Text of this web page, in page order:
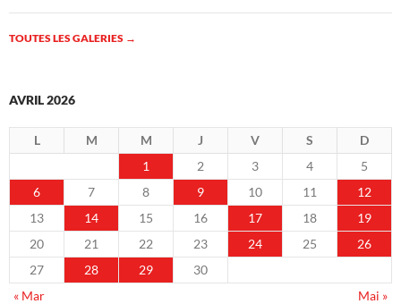
TOUTES LES GALERIES →
AVRIL 2026
L M M J V S
D
1
2 3 4
5
6
7 8 9 10 11
12
13
14 15 16 17 18
19
20
21 22 23 24 25
26
27
28 29
30
« Mar
Mai »